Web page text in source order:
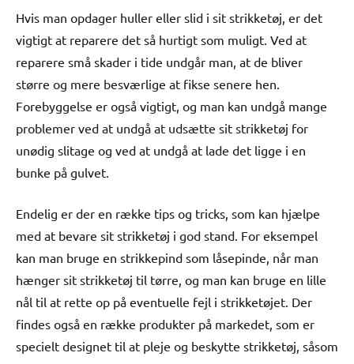
Hvis man opdager huller eller slid i sit strikketøj, er det
vigtigt at reparere det så hurtigt som muligt. Ved at
reparere små skader i tide undgår man, at de bliver
større og mere besværlige at fikse senere hen.
Forebyggelse er også vigtigt, og man kan undgå mange
problemer ved at undgå at udsætte sit strikketøj for
unødig slitage og ved at undgå at lade det ligge i en
bunke på gulvet.
Endelig er der en række tips og tricks, som kan hjælpe
med at bevare sit strikketøj i god stand. For eksempel
kan man bruge en strikkepind som låsepinde, når man
hænger sit strikketøj til tørre, og man kan bruge en lille
nål til at rette op på eventuelle fejl i strikketøjet. Der
findes også en række produkter på markedet, som er
specielt designet til at pleje og beskytte strikketøj, såsom